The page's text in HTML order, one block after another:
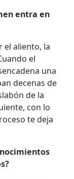
entra en
el aliento, la
el
una
decenas de
de la
con lo
te deja